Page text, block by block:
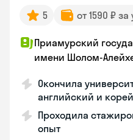
5 от 1590 ₽ за
Приамурский
имени Шолом-
Окончила
английский и
Проходила
опыт